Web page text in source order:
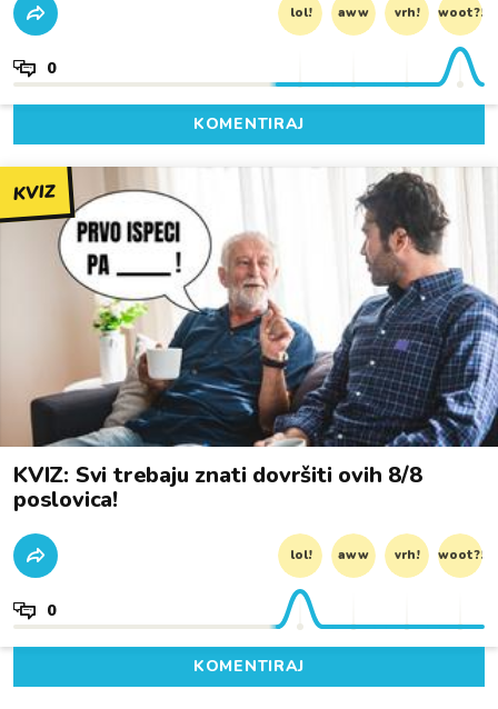
lol! aww vrh! woot?!
0
KOMENTIRAJ
KVIZ
KVIZ: Svi trebaju znati dovršiti ovih 8/8
poslovica!
lol! aww vrh! woot?!
0
KOMENTIRAJ